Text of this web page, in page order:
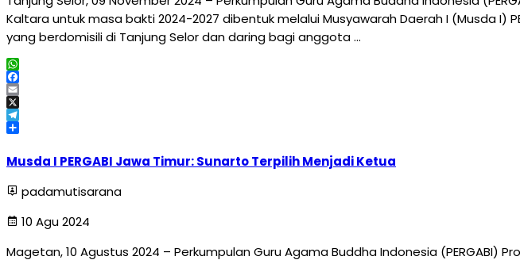
Kaltara untuk masa bakti 2024-2027 dibentuk melalui Musyawarah Daerah I (Musda I)
yang berdomisili di Tanjung Selor dan daring bagi anggota …
WhatsApp
Facebook
Email
X
Telegram
Musda I PERGABI Jawa Timur: Sunarto Terpilih Menjadi Ketua
padamutisarana
10 Agu 2024
Magetan, 10 Agustus 2024 – Perkumpulan Guru Agama Buddha Indonesia (PERGABI)